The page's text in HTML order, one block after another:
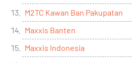
M2TC Kawan Ban Pakupatan
Maxxis Banten
Maxxis Indonesia